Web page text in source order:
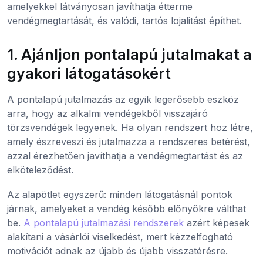
amelyekkel látványosan javíthatja étterme
vendégmegtartását, és valódi, tartós lojalitást építhet.
1. Ajánljon pontalapú jutalmakat a
gyakori látogatásokért
A pontalapú jutalmazás az egyik legerősebb eszköz
arra, hogy az alkalmi vendégekből visszajáró
törzsvendégek legyenek. Ha olyan rendszert hoz létre,
amely észreveszi és jutalmazza a rendszeres betérést,
azzal érezhetően javíthatja a vendégmegtartást és az
elköteleződést.
Az alapötlet egyszerű: minden látogatásnál pontok
járnak, amelyeket a vendég később előnyökre válthat
be. A pontalapú jutalmazási rendszerek azért képesek
alakítani a vásárlói viselkedést, mert kézzelfogható
motivációt adnak az újabb és újabb visszatérésre.